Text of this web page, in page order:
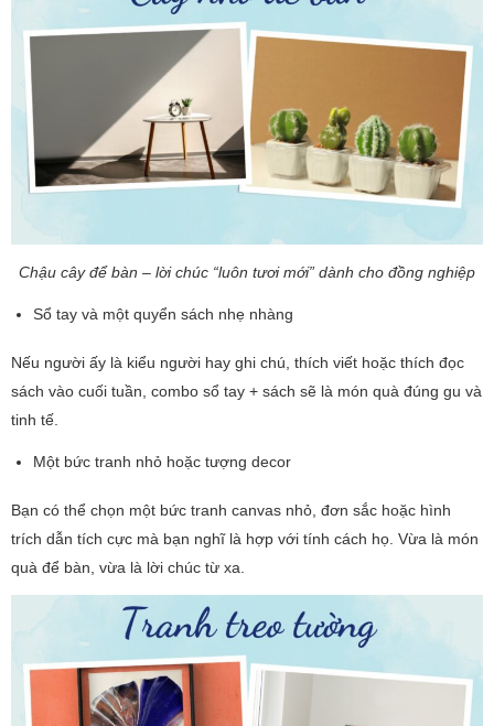
Chậu cây để bàn – lời chúc “luôn tươi mới” dành cho đồng nghiệp
Sổ tay và một quyển sách nhẹ nhàng
Nếu người ấy là kiểu người hay ghi chú, thích viết hoặc thích đọc
sách vào cuối tuần, combo sổ tay + sách sẽ là món quà đúng gu và
tinh tế.
Một bức tranh nhỏ hoặc tượng decor
Bạn có thể chọn một bức tranh canvas nhỏ, đơn sắc hoặc hình
trích dẫn tích cực mà bạn nghĩ là hợp với tính cách họ. Vừa là món
quà để bàn, vừa là lời chúc từ xa.